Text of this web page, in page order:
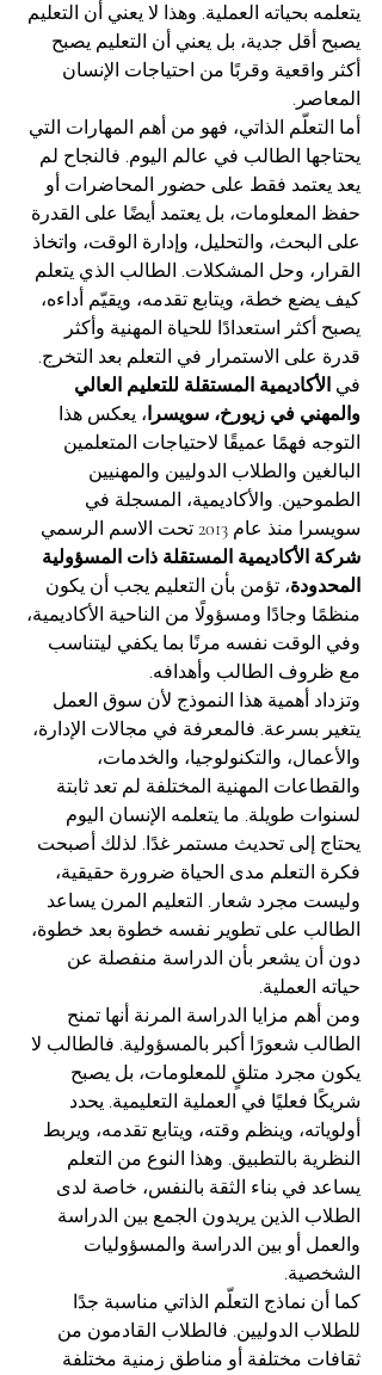
يتعلمه بحياته العملية. وهذا لا يعني أن التعليم
يصبح أقل جدية، بل يعني أن التعليم يصبح
أكثر واقعية وقربًا من احتياجات الإنسان
المعاصر.
أما التعلّم الذاتي، فهو من أهم المهارات التي
يحتاجها الطالب في عالم اليوم. فالنجاح لم
يعد يعتمد فقط على حضور المحاضرات أو
حفظ المعلومات، بل يعتمد أيضًا على القدرة
على البحث، والتحليل، وإدارة الوقت، واتخاذ
القرار، وحل المشكلات. الطالب الذي يتعلم
كيف يضع خطة، ويتابع تقدمه، ويقيّم أداءه،
يصبح أكثر استعدادًا للحياة المهنية وأكثر
قدرة على الاستمرار في التعلم بعد التخرج.
في الأكاديمية المستقلة للتعليم العالي
والمهني في زيورخ، سويسرا، يعكس هذا
التوجه فهمًا عميقًا لاحتياجات المتعلمين
البالغين والطلاب الدوليين والمهنيين
الطموحين. والأكاديمية، المسجلة في
سويسرا منذ عام 2013 تحت الاسم الرسمي
شركة الأكاديمية المستقلة ذات المسؤولية
المحدودة، تؤمن بأن التعليم يجب أن يكون
منظمًا وجادًا ومسؤولًا من الناحية الأكاديمية،
وفي الوقت نفسه مرنًا بما يكفي ليتناسب
مع ظروف الطالب وأهدافه.
وتزداد أهمية هذا النموذج لأن سوق العمل
يتغير بسرعة. فالمعرفة في مجالات الإدارة،
والأعمال، والتكنولوجيا، والخدمات،
والقطاعات المهنية المختلفة لم تعد ثابتة
لسنوات طويلة. ما يتعلمه الإنسان اليوم
يحتاج إلى تحديث مستمر غدًا. لذلك أصبحت
فكرة التعلم مدى الحياة ضرورة حقيقية،
وليست مجرد شعار. التعليم المرن يساعد
الطالب على تطوير نفسه خطوة بعد خطوة،
دون أن يشعر بأن الدراسة منفصلة عن
حياته العملية.
ومن أهم مزايا الدراسة المرنة أنها تمنح
الطالب شعورًا أكبر بالمسؤولية. فالطالب لا
يكون مجرد متلقٍ للمعلومات، بل يصبح
شريكًا فعليًا في العملية التعليمية. يحدد
أولوياته، وينظم وقته، ويتابع تقدمه، ويربط
النظرية بالتطبيق. وهذا النوع من التعلم
يساعد في بناء الثقة بالنفس، خاصة لدى
الطلاب الذين يريدون الجمع بين الدراسة
والعمل أو بين الدراسة والمسؤوليات
الشخصية.
كما أن نماذج التعلّم الذاتي مناسبة جدًا
للطلاب الدوليين. فالطلاب القادمون من
ثقافات مختلفة أو مناطق زمنية مختلفة